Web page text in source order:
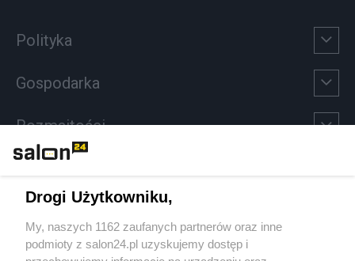
Polityka
Gospodarka
Rozmaitości
Sport
Społeczeństwo
Drogi Użytkowniku,
My, naszych 1162 zaufanych partnerów oraz inne
podmioty z salon24.pl uzyskujemy dostęp i